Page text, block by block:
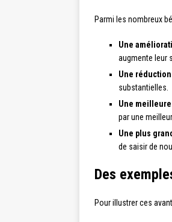
Parmi les nombreux
Une
augmente leur
Une
substantielles.
Une
par une
Une plus
de saisir de
Des
Pour illustrer ces